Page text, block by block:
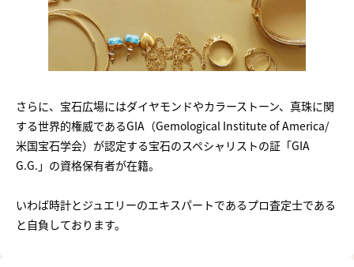
さらに、宝石広場にはダイヤモンドやカラーストーン、真珠に関
する世界的権威であるGIA（Gemological Institute of America/
米国宝石学会）が認定する宝石のスペシャリストの証「GIA
G.G.」の資格保有者が在籍。
いわば時計とジュエリーのエキスパートであるプロ査定士である
と自負しております。